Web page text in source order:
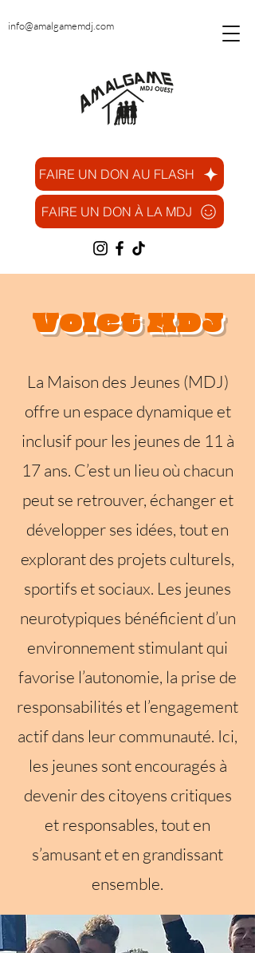
info@amalgamemdj.com
FAIRE UN DON AU FLASH
FAIRE UN DON À LA MDJ
Volet MDJ
La Maison des Jeunes (MDJ)
offre un espace dynamique et
inclusif pour les jeunes de 11 à
17 ans. C’est un lieu où chacun
peut se retrouver, échanger et
développer ses idées, tout en
explorant des projets culturels,
sportifs et sociaux. Les jeunes
neurotypiques bénéficient d’un
environnement stimulant qui
favorise l’autonomie, la prise de
responsabilités et l’engagement
actif dans leur communauté. Ici,
les jeunes sont encouragés à
devenir des citoyens critiques
et responsables, tout en
s’amusant et en grandissant
ensemble.